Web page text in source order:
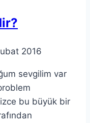
2016
sevgilim var
bu büyük bir